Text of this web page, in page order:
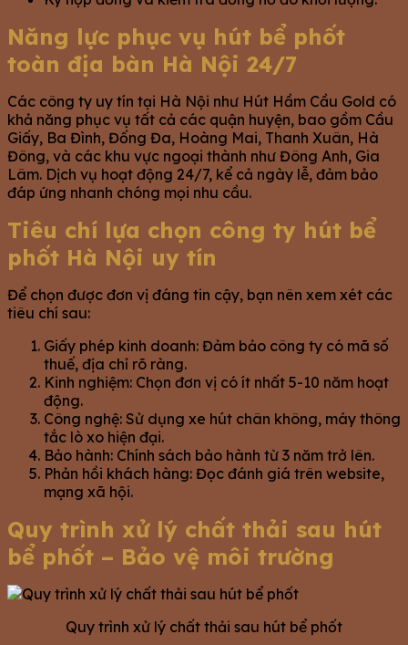
Năng lực phục vụ hút bể phốt
toàn địa bàn Hà Nội 24/7
Các công ty uy tín tại Hà Nội như Hút Hầm Cầu Gold có
khả năng phục vụ tất cả các quận huyện, bao gồm Cầu
Giấy, Ba Đình, Đống Đa, Hoàng Mai, Thanh Xuân, Hà
Đông, và các khu vực ngoại thành như Đông Anh, Gia
Lâm. Dịch vụ hoạt động 24/7, kể cả ngày lễ, đảm bảo
đáp ứng nhanh chóng mọi nhu cầu.
Tiêu chí lựa chọn công ty hút bể
phốt Hà Nội uy tín
Để chọn được đơn vị đáng tin cậy, bạn nên xem xét các
tiêu chí sau:
Giấy phép kinh doanh: Đảm bảo công ty có mã số
thuế, địa chỉ rõ ràng.
Kinh nghiệm: Chọn đơn vị có ít nhất 5-10 năm hoạt
động.
Công nghệ: Sử dụng xe hút chân không, máy thông
tắc lò xo hiện đại.
Bảo hành: Chính sách bảo hành từ 3 năm trở lên.
Phản hồi khách hàng: Đọc đánh giá trên website,
mạng xã hội.
Quy trình xử lý chất thải sau hút
bể phốt – Bảo vệ môi trường
Quy trình xử lý chất thải sau hút bể phốt